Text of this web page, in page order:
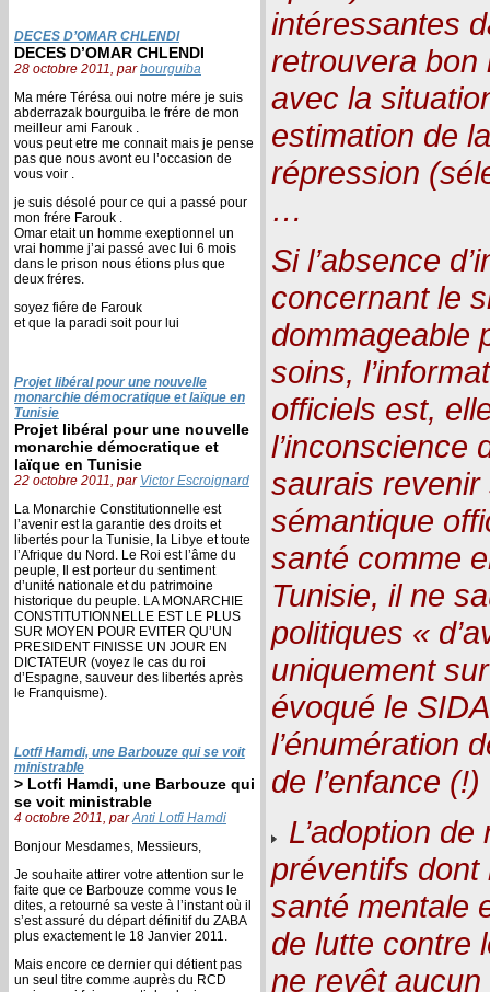
DECES D’OMAR CHLENDI
DECES D’OMAR CHLENDI
28 octobre 2011, parbourguiba
Ma mére Térésa oui notre mére je suis
abderrazak bourguiba le frére de mon
meilleur ami Farouk .
vous peut etre me connait mais je pense
pas que nous avont eu l’occasion de
vous voir .
je suis désolé pour ce qui a passé pour
mon frére Farouk .
Omar etait un homme exeptionnel un
vrai homme j’ai passé avec lui 6 mois
dans le prison nous étions plus que
deux fréres.
soyez fiére de Farouk
et que la paradi soit pour lui
Projet libéral pour une nouvelle
monarchie démocratique et laïque en
Tunisie
Projet libéral pour une nouvelle
monarchie démocratique et
laïque en Tunisie
22 octobre 2011, par Victor Escroignard
La Monarchie Constitutionnelle est
l’avenir est la garantie des droits et
libertés pour la Tunisie, la Libye et toute
l’Afrique du Nord. Le Roi est l’âme du
peuple, Il est porteur du sentiment
d’unité nationale et du patrimoine
historique du peuple. LA MONARCHIE
CONSTITUTIONNELLE EST LE PLUS
SUR MOYEN POUR EVITER QU’UN
PRESIDENT FINISSE UN JOUR EN
DICTATEUR (voyez le cas du roi
d’Espagne, sauveur des libertés après
le Franquisme).
Lotfi Hamdi, une Barbouze qui se voit
ministrable
> Lotfi Hamdi, une Barbouze qui
se voit ministrable
4 octobre 2011, parAnti Lotfi Hamdi
Bonjour Mesdames, Messieurs,
Je souhaite attirer votre attention sur le
faite que ce Barbouze comme vous le
dites, a retourné sa veste à l’instant où il
s’est assuré du départ définitif du ZABA
plus exactement le 18 Janvier 2011.
Mais encore ce dernier qui détient pas
un seul titre comme auprès du RCD
intéressantes
retrouvera bon
avec la
estimation de
répression
…
Si l’absence
concernant le
dommageable
soins,
officiels est,
l’inconscience
saurais
sémantique
santé comme
Tunisie, il ne
politiques «
uniquement
évoqué le
l’énumération
de l’enfance (!)
L’adoption
préventifs dont
santé mentale
de lutte contre
ne revêt